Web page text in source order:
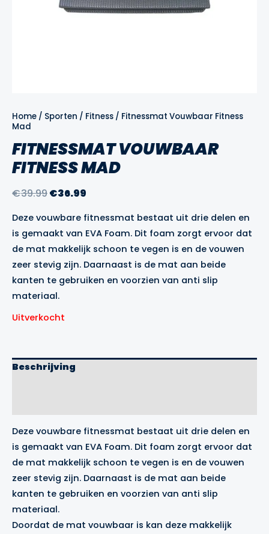
Home / Sporten / Fitness / Fitnessmat Vouwbaar Fitness
Mad
FITNESSMAT VOUWBAAR
FITNESS MAD
€39.99Oorspronkelijke
was:
€39.99.
€36.99
is:
€36.99.
Deze vouwbare fitnessmat bestaat uit drie delen en
is gemaakt van EVA Foam. Dit foam zorgt ervoor dat
de mat makkelijk schoon te vegen is en de vouwen
zeer stevig zijn. Daarnaast is de mat aan beide
kanten te gebruiken en voorzien van anti slip
materiaal.
Uitverkocht
Beschrijving
Deze vouwbare fitnessmat bestaat uit drie delen en
is gemaakt van EVA Foam. Dit foam zorgt ervoor dat
de mat makkelijk schoon te vegen is en de vouwen
zeer stevig zijn. Daarnaast is de mat aan beide
kanten te gebruiken en voorzien van anti slip
materiaal.
Doordat de mat vouwbaar is kan deze makkelijk